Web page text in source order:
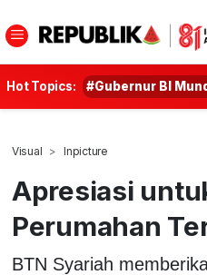
Hot Topics: #Gubernur BI
Visual Inpicture
Apresiasi
Perumahan
BTN Syariah